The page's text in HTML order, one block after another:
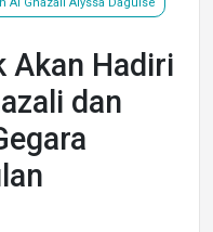
Akan Hadiri
dan